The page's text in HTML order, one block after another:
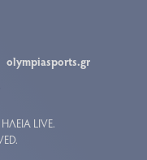
olympiasports.gr
LIVE.